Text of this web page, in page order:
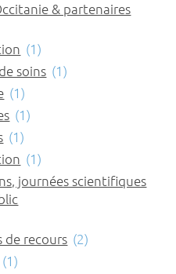
& partenaires
(1)
soins (1)
(1)
(1)
(1)
(1)
journées scientifiques
de recours (2)
(1)